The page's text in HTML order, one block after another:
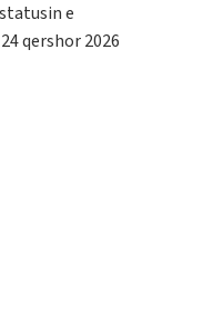
e
qershor 2026